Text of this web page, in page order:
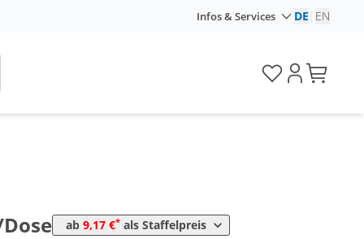
Infos & Services DE EN
ab 9,17 €* als Staffelpreis
9,17 € 22,93 €*/1l